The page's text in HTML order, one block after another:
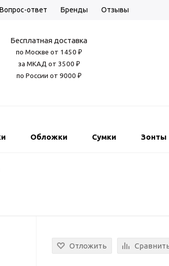
Вопрос-ответ Бренды Отзывы
Бесплатная доставка
по Москве от 1450 ₽
за МКАД от 3500 ₽
по России от 9000 ₽
Обложки Сумки Зонты
Отложить